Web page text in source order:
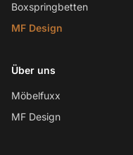
Boxspringbetten
MF Design
Über uns
Möbelfuxx
MF Design